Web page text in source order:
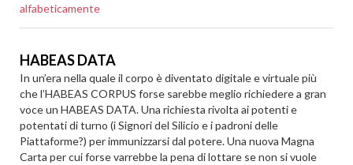
alfabeticamente
HABEAS DATA
In un’era nella quale il corpo è diventato digitale e virtuale più
che l’HABEAS CORPUS forse sarebbe meglio richiedere a gran
voce un HABEAS DATA. Una richiesta rivolta ai potenti e
potentati di turno (i Signori del Silicio e i padroni delle
Piattaforme?) per immunizzarsi dal potere. Una nuova Magna
Carta per cui forse varrebbe la pena di lottare se non si vuole